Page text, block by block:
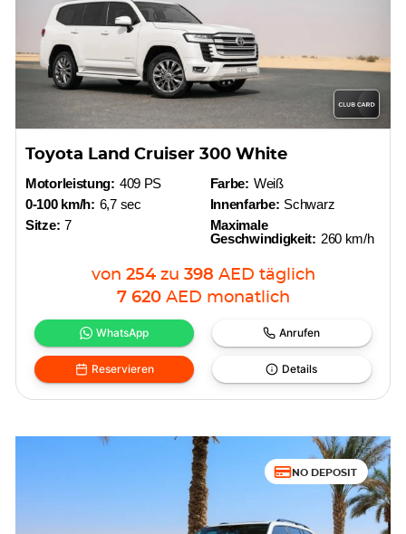
Toyota Land Cruiser 300 White
Motorleistung: 409 PS
0-100 km/h: 6,7 sec
Sitze: 7
Farbe: Weiß
Innenfarbe: Schwarz
Maximale
Geschwindigkeit: 260 km/h
von 254 zu 398 AED täglich
7 620 AED monatlich
WhatsApp Anrufen
Reservieren Details
NO DEPOSIT